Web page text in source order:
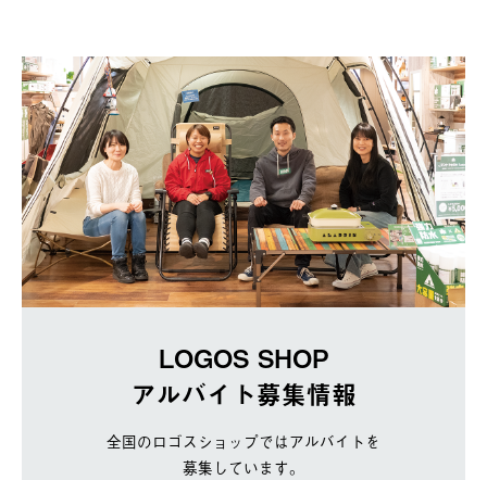
LOGOS SHOP
アルバイト募集情報
全国のロゴスショップではアルバイトを
募集しています。